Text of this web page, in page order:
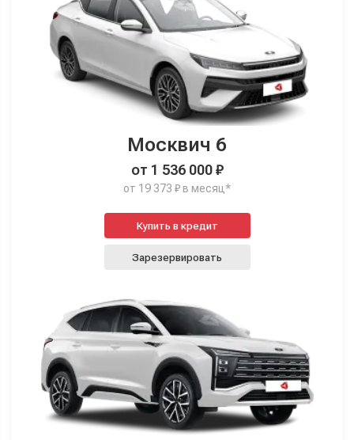
Москвич 6
от 1 536 000 ₽
от 19 373 ₽ в месяц*
Купить в кредит
Зарезервировать